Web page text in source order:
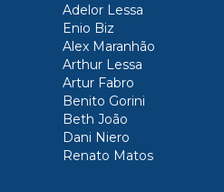
Adelor Lessa
Enio Biz
Alex Maranhão
Arthur Lessa
Artur Fabro
Benito Gorini
Beth João
Dani Niero
Renato Matos